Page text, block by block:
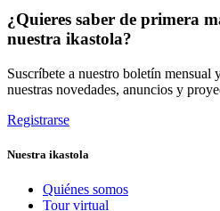
¿Quieres saber de primera
nuestra ikastola?
Suscríbete a nuestro boletín mensual
nuestras novedades, anuncios y
Registrarse
Nuestra ikastola
Quiénes somos
Tour virtual